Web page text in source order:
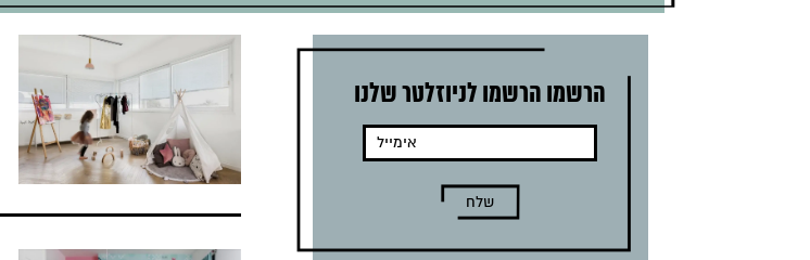
הרשמו הרשמו לניוזלטר שלנו